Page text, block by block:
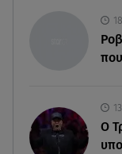
08.08.26 , 14:00
Summer fling:
καλοκαιρινό
O